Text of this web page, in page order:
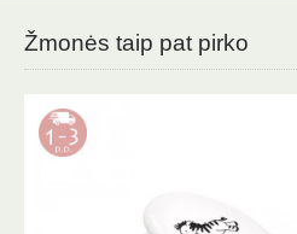
Žmonės taip pat pirko